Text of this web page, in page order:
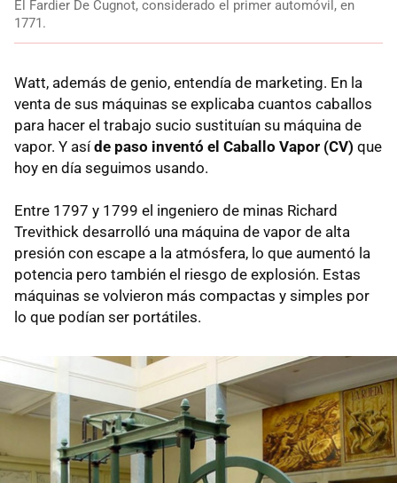
El Fardier De Cugnot, considerado el primer automóvil, en
1771.
Watt, además de genio, entendía de marketing. En la
venta de sus máquinas se explicaba cuantos caballos
para hacer el trabajo sucio sustituían su máquina de
vapor. Y asíde paso inventó el Caballo Vapor (CV) que
hoy en día seguimos usando.
Entre 1797 y 1799 el ingeniero de minas Richard
Trevithick desarrolló una máquina de vapor de alta
presión con escape a la atmósfera, lo que aumentó la
potencia pero también el riesgo de explosión. Estas
máquinas se volvieron más compactas y simples por
lo que podían ser portátiles.